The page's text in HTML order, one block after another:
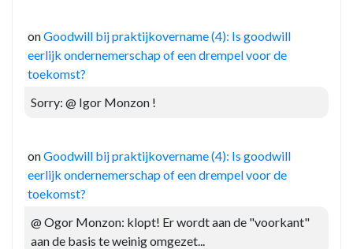
onGoodwill bij praktijkovername (4): Is goodwill
eerlijk ondernemerschap of een drempel voor de
toekomst?
Sorry: @ Igor Monzon !
onGoodwill bij praktijkovername (4): Is goodwill
eerlijk ondernemerschap of een drempel voor de
toekomst?
@ Ogor Monzon: klopt! Er wordt aan de "voorkant"
aan de basis te weinig omgezet...